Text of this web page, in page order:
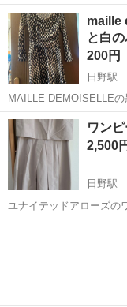
イトとブラックのノースリーブワ
東京 日野市
maille
と白
200円
日野駅
MAILLE DEMOISELLE
フランスのブランド、
東京 日野市 日野
ワン
2,500
日野駅
ユナイテッドアローズのワンピースです